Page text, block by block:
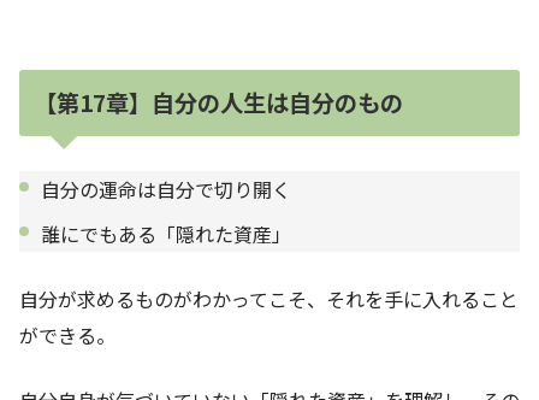
【第17章】自分の人生は自分のもの
自分の運命は自分で切り開く
誰にでもある「隠れた資産」
自分が求めるものがわかってこそ、それを手に入れること
ができる。